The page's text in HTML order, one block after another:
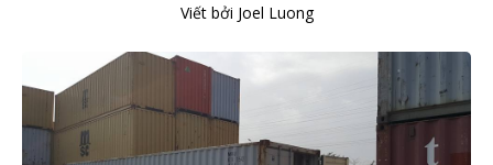
Viết bởi Joel Luong